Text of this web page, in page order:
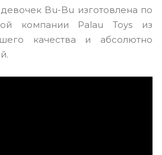
Bu-Bu изготовлена по
компании Palau Toys из
качества и абсолютно